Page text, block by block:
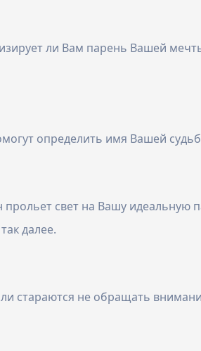
ли Вам парень Вашей
определить имя Вашей
свет на Вашу идеальную
далее.
стараются не обращать